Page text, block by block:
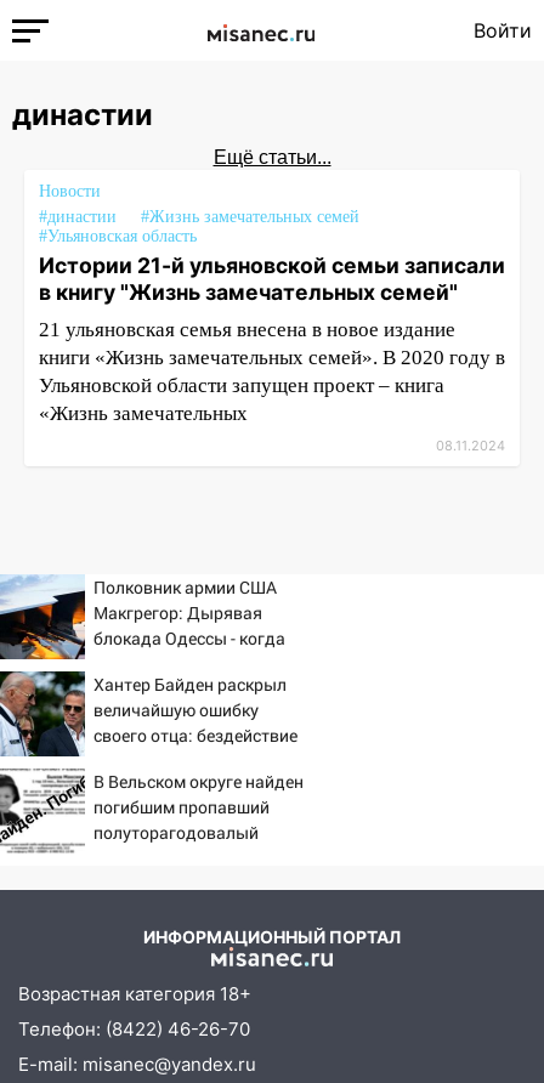
Войти
династии
Ещё статьи...
Новости
#династии
#Жизнь замечательных семей
#Ульяновская область
Истории 21-й ульяновской семьи записали
в книгу "Жизнь замечательных семей"
21 ульяновская семья внесена в новое издание
книги «Жизнь замечательных семей». В 2020 году в
Ульяновской области запущен проект – книга
«Жизнь замечательных
08.11.2024
Полковник армии США
Макгрегор: Дырявая
блокада Одессы - когда
России за это полетят
головы?
Хантер Байден раскрыл
величайшую ошибку
своего отца: бездействие
В Вельском округе найден
погибшим пропавший
полуторагодовалый
ИНФОРМАЦИОННЫЙ ПОРТАЛ
Возрастная категория 18+
Телефон: (8422) 46-26-70
E-mail: misanec@yandex.ru